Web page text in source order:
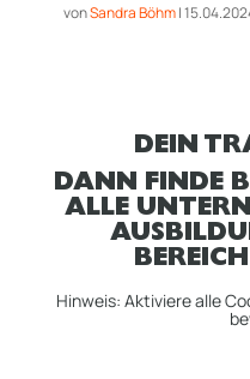
vonSandra Böhm|
DEIN
DANN FINDE
ALLE
Hinweis: Aktiviere alle